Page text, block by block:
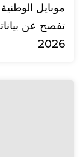
تفصح عن
2026